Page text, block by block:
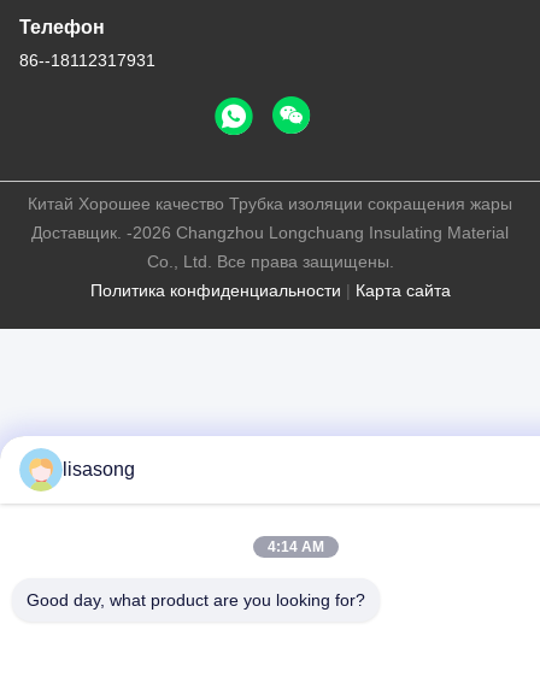
Телефон
86--18112317931
Политика конфиденциальности | Карта сайта
Китай Хорошее качество Трубка изоляции сокращения жары
Доставщик. -2026 Changzhou Longchuang Insulating Material
Co., Ltd. Все права защищены.
lisasong
4:14 AM
Good day, what product are you looking for?